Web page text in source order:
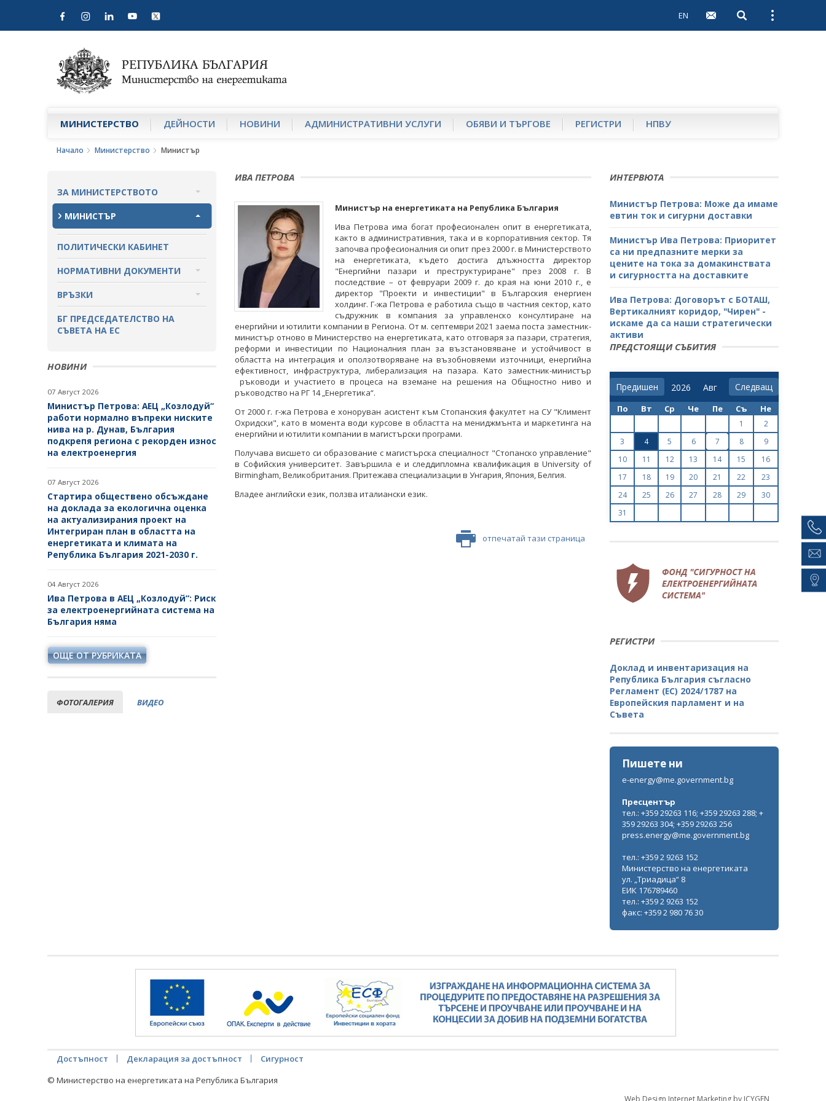
EN Open search
Open
МИНИСТЕРСТВО ДЕЙНОСТИ НОВИНИ АДМИНИСТРАТИВНИ УСЛУГИ ОБЯВИ И ТЪРГОВЕ РЕГИСТРИ НПВУ
Начало Министерство Министър
ЗА МИНИСТЕРСТВОТО
ЗА НАС
МИСИЯ И ЦЕЛИ
ИСТОРИЯ
СТРУКТУРА
ОДИТЕН КОМИТЕТ
БЮДЖЕТ
КАРИЕРИ
ОБЯВИ ЗА КОНКУРСИ
РЕЗУЛТАТИ ОТ КОНКУРСИТЕ
КОНКУРСИ ЗА ИЗБОР НА
РЪКОВОДНИ ОРГАНИ НА
ЕНЕРГИЙНИТЕ ДРУЖЕСТВА
РЕЗУЛТАТИ ОТ КОНКУРСИ ЗА
ИЗБОР НА РЪКОВОДНИ ОРГАНИ
НА ЕНЕРГИЙНИТЕ ДРУЖЕСТВА
ДЪРЖАВНАТА
АДМИНИСТРАЦИЯ
МИНИСТЪР
ПОЛИТИЧЕСКИ КАБИНЕТ
НОРМАТИВНИ ДОКУМЕНТИ
ЗАКОНИ
ДИРЕКТИВИ И РЕГЛАМЕНТИ
ПОСТАНОВЛЕНИЯ
ПРАВИЛНИЦИ
ЗАПОВЕДИ И АКТОВЕ
ВРЪЗКИ
ИНСТИТУЦИИ
УЧАСТИЕ
БИЗНЕС ОРГАНИЗАЦИИ
БГ ПРЕДСЕДАТЕЛСТВО НА
СЪВЕТА НА ЕС
НОВИНИ
07 Август 2026
Министър Петрова: АЕЦ „Козлодуй“
работи нормално въпреки ниските
нива на р. Дунав, България
подкрепя региона с рекорден износ
на електроенергия
07 Август 2026
Стартира обществено обсъждане
на доклада за екологична оценка
на актуализирания проект на
Интегриран план в областта на
енергетиката и климата на
Република България 2021-2030 г.
04 Август 2026
Ива Петрова в АЕЦ „Козлодуй“: Риск
за електроенергийната система на
България няма
ОЩЕ ОТ РУБРИКАТА
ФОТОГАЛЕРИЯ ВИДЕО
ИВА ПЕТРОВА
Министър на енергетиката на Република България
Ива Петрова има богат професионален опит в енергетиката,
както в административния, така и в корпоративния сектор. Тя
започва професионалния си опит през 2000 г. в Министерството
на енергетиката, където достига длъжността директор
"Енергийни пазари и преструктуриране" през 2008 г. В
последствие – от февруари 2009 г. до края на юни 2010 г., е
директор "Проекти и инвестиции" в Българския енергиен
холдинг. Г-жа Петрова е работила също в частния сектор, като
съдружник в компания за управленско консултиране на
енергийни и ютилити компании в Региона. От м. септември 2021 заема поста заместник-
министър отново в Министерство на енергетиката, като отговаря за пазари, стратегия,
реформи и инвестиции по Националния план за възстановяване и устойчивост в
областта на интеграция и оползотворяване на възобновяеми източници, енергийна
ефективност, инфраструктура, либерализация на пазара. Като заместник-министър
ръководи и участието в процеса на вземане на решения на Общностно ниво и
ръководство на РГ 14 „Енергетика“.
От 2000 г. г-жа Петрова е хоноруван асистент към Стопанския факултет на СУ "Климент
Охридски", като в момента води курсове в областта на мениджмънта и маркетинга на
енергийни и ютилити компании в магистърски програми.
Получава висшето си образование с магистърска специалност "Стопанско управление"
в Софийския университет. Завършила е и следдипломна квалификация в University of
Birmingham, Великобритания. Притежава специализации в Унгария, Япония, Белгия.
Владее английски език, ползва италиански език.
отпечатай тази страница
ИНТЕРВЮТА
Министър Петрова: Може да имаме
евтин ток и сигурни доставки
Министър Ива Петрова: Приоритет
са ни предпазните мерки за
цените на тока за домакинствата
и сигурността на доставките
Ива Петрова: Договорът с БОТАШ,
Вертикалният коридор, "Чирен" -
искаме да са наши стратегически
активи
ПРЕДСТОЯЩИ СЪБИТИЯ
Предишен Следващ
По Вт Ср Че Пе Съ Не
1
2
3
4 5 6 7 8
9
10
11 12 13 14 15
16
17
18 19 20 21 22
23
24
25 26 27 28 29
30
31
РЕГИСТРИ
Доклад и инвентаризация на
Република България съгласно
Регламент (ЕС) 2024/1787 на
Европейския парламент и на
Съвета
Пишете ни
e-energy@me.government.bg
Пресцентър
тел.: +359 29263 116; +359 29263 288; +
359 29263 304; +359 29263 256
press.energy@me.government.bg
тел.: +359 2 9263 152
Министерство на енергетиката
ул. „Триадица“ 8
ЕИК 176789460
тел.: +359 2 9263 152
факс: +359 2 980 76 30
Достъпност Декларация за достъпност
Сигурност
© Министерство на енергетиката на Република България
Web Design Internet Marketing by ICYGEN